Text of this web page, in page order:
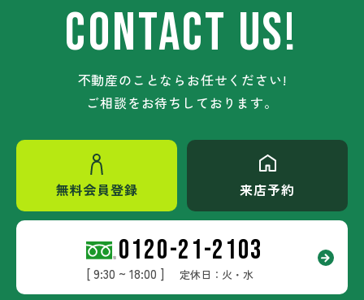
CONTACT US!
不動産のことならお任せください!
ご相談をお待ちしております。
無料会員登録 来店予約
0120-21-2103
[ 9:30 ~ 18:00 ] 定休日：火・水